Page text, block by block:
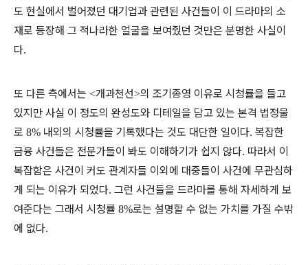
도 현실에서 벌어졌던 대기업과 관련된 사건들이 이 드라마의 소
재로 등장해 그 적나라한 얼굴을 보여줬던 것만은 분명한 사실이
다.
또 다른 측에서는 <개과천선>의 조기종영 이유로 시청률을 들고
있지만 사실 이 정도의 완성도와 디테일을 담고 있는 본격 법정물
로 8% 내외의 시청률을 기록했다는 것도 대단한 일이다. 복잡한
금융 사건들은 전문가들이 봐도 이해하기가 쉽지 않다. 따라서 이
복잡함은 사건이 커도 관계자들 이외에 대중들이 사건에 무관심하
게 되는 이유가 되었다. 그런 사건들을 드라마를 통해 자세하게 보
여준다는 그래서 시청률 8%로는 설명할 수 없는 가치를 가질 수밖
에 없다.